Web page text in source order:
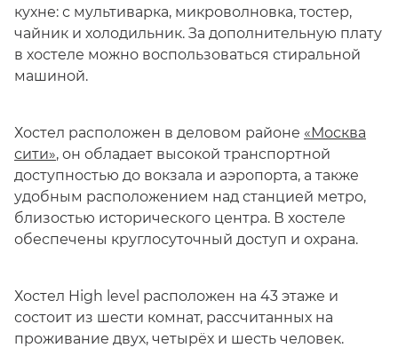
кухне: с мультиварка, микроволновка, тостер,
чайник и холодильник. За дополнительную плату
в хостеле можно воспользоваться стиральной
машиной.
Хостел расположен в деловом районе «Москва
сити», он обладает высокой транспортной
доступностью до вокзала и аэропорта, а также
удобным расположением над станцией метро,
близостью исторического центра. В хостеле
обеспечены круглосуточный доступ и охрана.
Хостел High level расположен на 43 этаже и
состоит из шести комнат, рассчитанных на
проживание двух, четырёх и шесть человек.